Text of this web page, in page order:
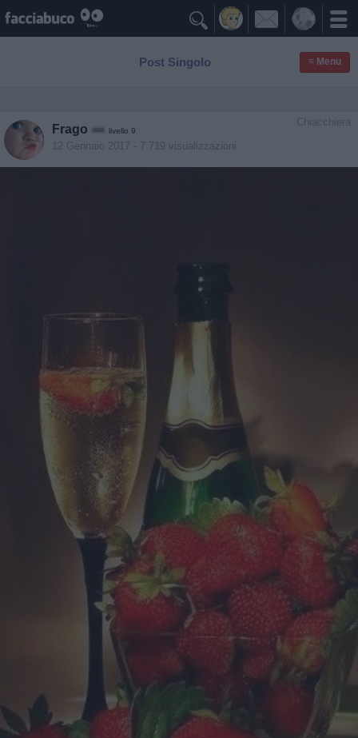

Post Singolo ≡ Menu
Chiacchiera
Frago livello 9
12 Gennaio 2017 - 7.719 visualizzazioni